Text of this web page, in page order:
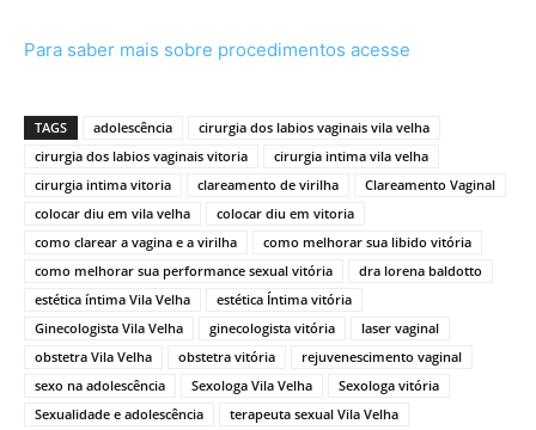
Para saber mais sobre procedimentos acesse
TAGS adolescência
cirurgia dos labios vaginais vila velha
cirurgia dos labios vaginais vitoria
cirurgia intima vila velha
cirurgia intima vitoria
clareamento de virilha
Clareamento Vaginal
colocar diu em vila velha
colocar diu em vitoria
como clarear a vagina e a virilha
como melhorar sua libido vitória
como melhorar sua performance sexual vitória
dra lorena baldotto
estética íntima Vila Velha
estética Íntima vitória
Ginecologista Vila Velha
ginecologista vitória
laser vaginal
obstetra Vila Velha
obstetra vitória
rejuvenescimento vaginal
sexo na adolescência
Sexologa Vila Velha
Sexologa vitória
Sexualidade e adolescência
terapeuta sexual Vila Velha